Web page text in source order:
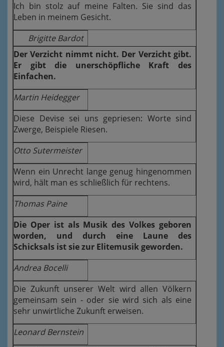
Ich bin stolz auf meine Falten. Sie sind das
Leben in meinem Gesicht.
Brigitte Bardot
Der Verzicht nimmt nicht. Der Verzicht gibt.
Er gibt die unerschöpfliche Kraft des
Einfachen.
Martin Heidegger
Diese Devise sei uns gepriesen: Worte sind
Zwerge, Beispiele Riesen.
Otto Sutermeister
Wenn ein Unrecht lange genug hingenommen
wird, hält man es schließlich für rechtens.
Thomas Paine
Die Oper ist als Musik des Volkes geboren
worden, und durch eine Laune des
Schicksals ist sie zur Elitemusik geworden.
Andrea Bocelli
Die Zukunft unserer Welt wird allen Völkern
gemeinsam sein - oder sie wird sich als eine
sehr unwirtliche Zukunft erweisen.
Leonard Bernstein